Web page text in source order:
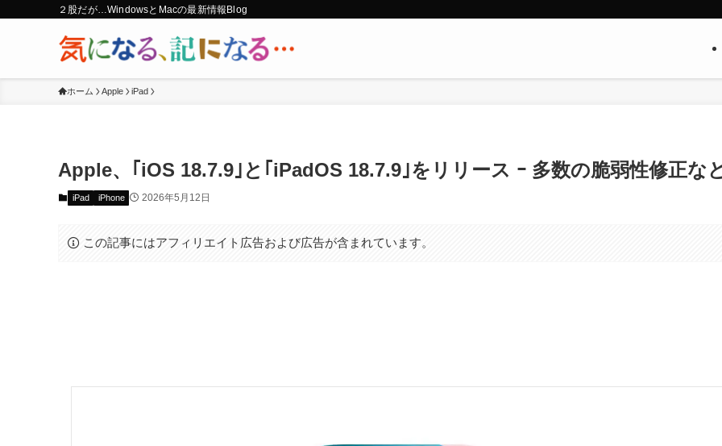
２股だが…WindowsとMacの最新情報Blog
ホーム Apple iPad
Apple、｢iOS 18.7.9｣と｢iPadOS 18.7.9｣をリリース ｰ 多数の脆弱性修正な
iPad iPhone 2026年5月12日
この記事にはアフィリエイト広告および広告が含まれています。